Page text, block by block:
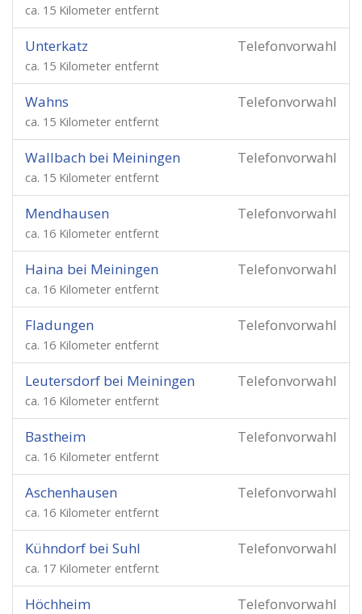
ca. 15 Kilometer entfernt
Telefonvorwahl
Unterkatz
ca. 15 Kilometer entfernt
Telefonvorwahl
Wahns
ca. 15 Kilometer entfernt
Telefonvorwahl
Wallbach bei Meiningen
ca. 15 Kilometer entfernt
Telefonvorwahl
Mendhausen
ca. 16 Kilometer entfernt
Telefonvorwahl
Haina bei Meiningen
ca. 16 Kilometer entfernt
Telefonvorwahl
Fladungen
ca. 16 Kilometer entfernt
Telefonvorwahl
Leutersdorf bei Meiningen
ca. 16 Kilometer entfernt
Telefonvorwahl
Bastheim
ca. 16 Kilometer entfernt
Telefonvorwahl
Aschenhausen
ca. 16 Kilometer entfernt
Telefonvorwahl
Kühndorf bei Suhl
ca. 17 Kilometer entfernt
Telefonvorwahl
Höchheim